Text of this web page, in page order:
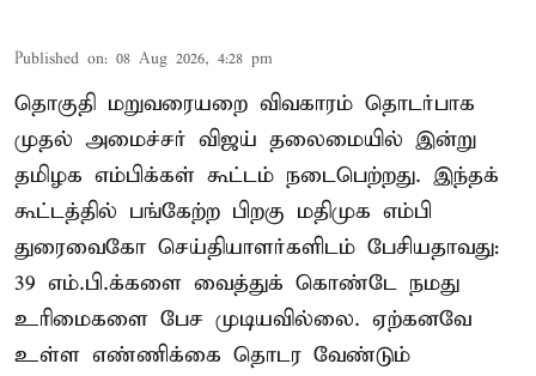
Published on: 08 Aug 2026, 4:28 pm
தொகுதி மறுவரையறை விவகாரம் தொடர்பாக
முதல் அமைச்சர் விஜய் தலைமையில் இன்று
தமிழக எம்பிக்கள் கூட்டம் நடைபெற்றது. இந்தக்
கூட்டத்தில் பங்கேற்ற பிறகு மதிமுக எம்பி
துரைவைகோ செய்தியாளர்களிடம் பேசியதாவது:
39 எம்.பி.க்களை வைத்துக் கொண்டே நமது
உரிமைகளை பேச முடியவில்லை. ஏற்கனவே
உள்ள எண்ணிக்கை தொடர வேண்டும்